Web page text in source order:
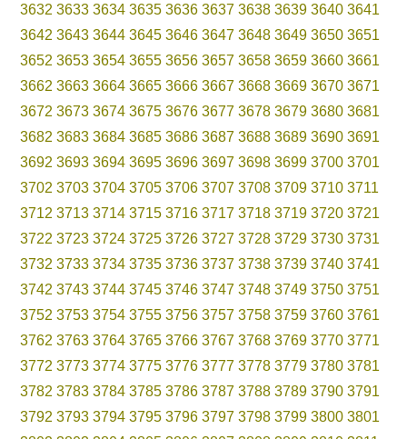
3632 3633 3634 3635 3636 3637 3638 3639 3640 3641
3642 3643 3644 3645 3646 3647 3648 3649 3650 3651
3652 3653 3654 3655 3656 3657 3658 3659 3660 3661
3662 3663 3664 3665 3666 3667 3668 3669 3670 3671
3672 3673 3674 3675 3676 3677 3678 3679 3680 3681
3682 3683 3684 3685 3686 3687 3688 3689 3690 3691
3692 3693 3694 3695 3696 3697 3698 3699 3700 3701
3702 3703 3704 3705 3706 3707 3708 3709 3710 3711
3712 3713 3714 3715 3716 3717 3718 3719 3720 3721
3722 3723 3724 3725 3726 3727 3728 3729 3730 3731
3732 3733 3734 3735 3736 3737 3738 3739 3740 3741
3742 3743 3744 3745 3746 3747 3748 3749 3750 3751
3752 3753 3754 3755 3756 3757 3758 3759 3760 3761
3762 3763 3764 3765 3766 3767 3768 3769 3770 3771
3772 3773 3774 3775 3776 3777 3778 3779 3780 3781
3782 3783 3784 3785 3786 3787 3788 3789 3790 3791
3792 3793 3794 3795 3796 3797 3798 3799 3800 3801